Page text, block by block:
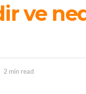
ve
2 min read